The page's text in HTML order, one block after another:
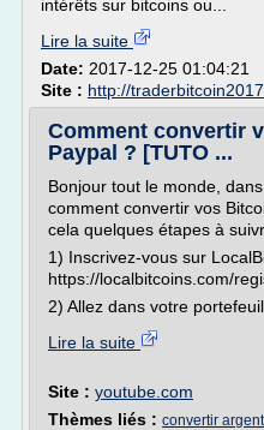
intérêts sur bitcoins ou...
Lire la suite
Date: 2017-12-25 01:04:21
Site : http://
Comment convertir
Paypal ? [TUTO ...
Bonjour tout le monde,
comment convertir vos
cela quelques étapes à
1) Inscrivez-vous sur
https://localbitcoins.com/
2) Allez dans votre
Lire la suite
Site : youtube.com
Thèmes liés : convertir